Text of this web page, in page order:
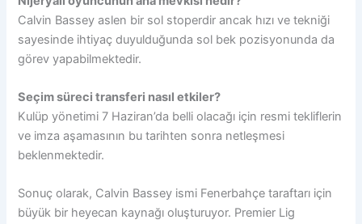
Calvin Bassey aslen bir sol stoperdir ancak hızı ve tekniği
sayesinde ihtiyaç duyulduğunda sol bek pozisyonunda da
görev yapabilmektedir.
Seçim süreci transferi nasıl etkiler?
Kulüp yönetimi 7 Haziran’da belli olacağı için resmi tekliflerin
ve imza aşamasının bu tarihten sonra netleşmesi
beklenmektedir.
Sonuç olarak, Calvin Bassey ismi Fenerbahçe taraftarı için
büyük bir heyecan kaynağı oluşturuyor. Premier Lig